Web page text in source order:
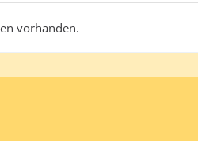
vorhanden.